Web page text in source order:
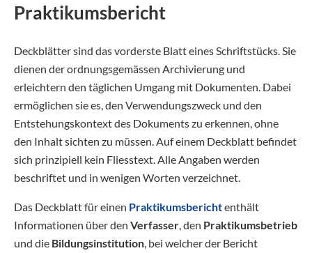
Praktikumsbericht
Deckblätter sind das vorderste Blatt eines Schriftstücks. Sie
dienen der ordnungsgemässen Archivierung und
erleichtern den täglichen Umgang mit Dokumenten. Dabei
ermöglichen sie es, den Verwendungszweck und den
Entstehungskontext des Dokuments zu erkennen, ohne
den Inhalt sichten zu müssen. Auf einem Deckblatt befindet
sich prinzipiell kein Fliesstext. Alle Angaben werden
beschriftet und in wenigen Worten verzeichnet.
Das Deckblatt für einen Praktikumsberichtenthält
Informationen über den Verfasser , den Praktikumsbetrieb
und die Bildungsinstitution , bei welcher der Bericht